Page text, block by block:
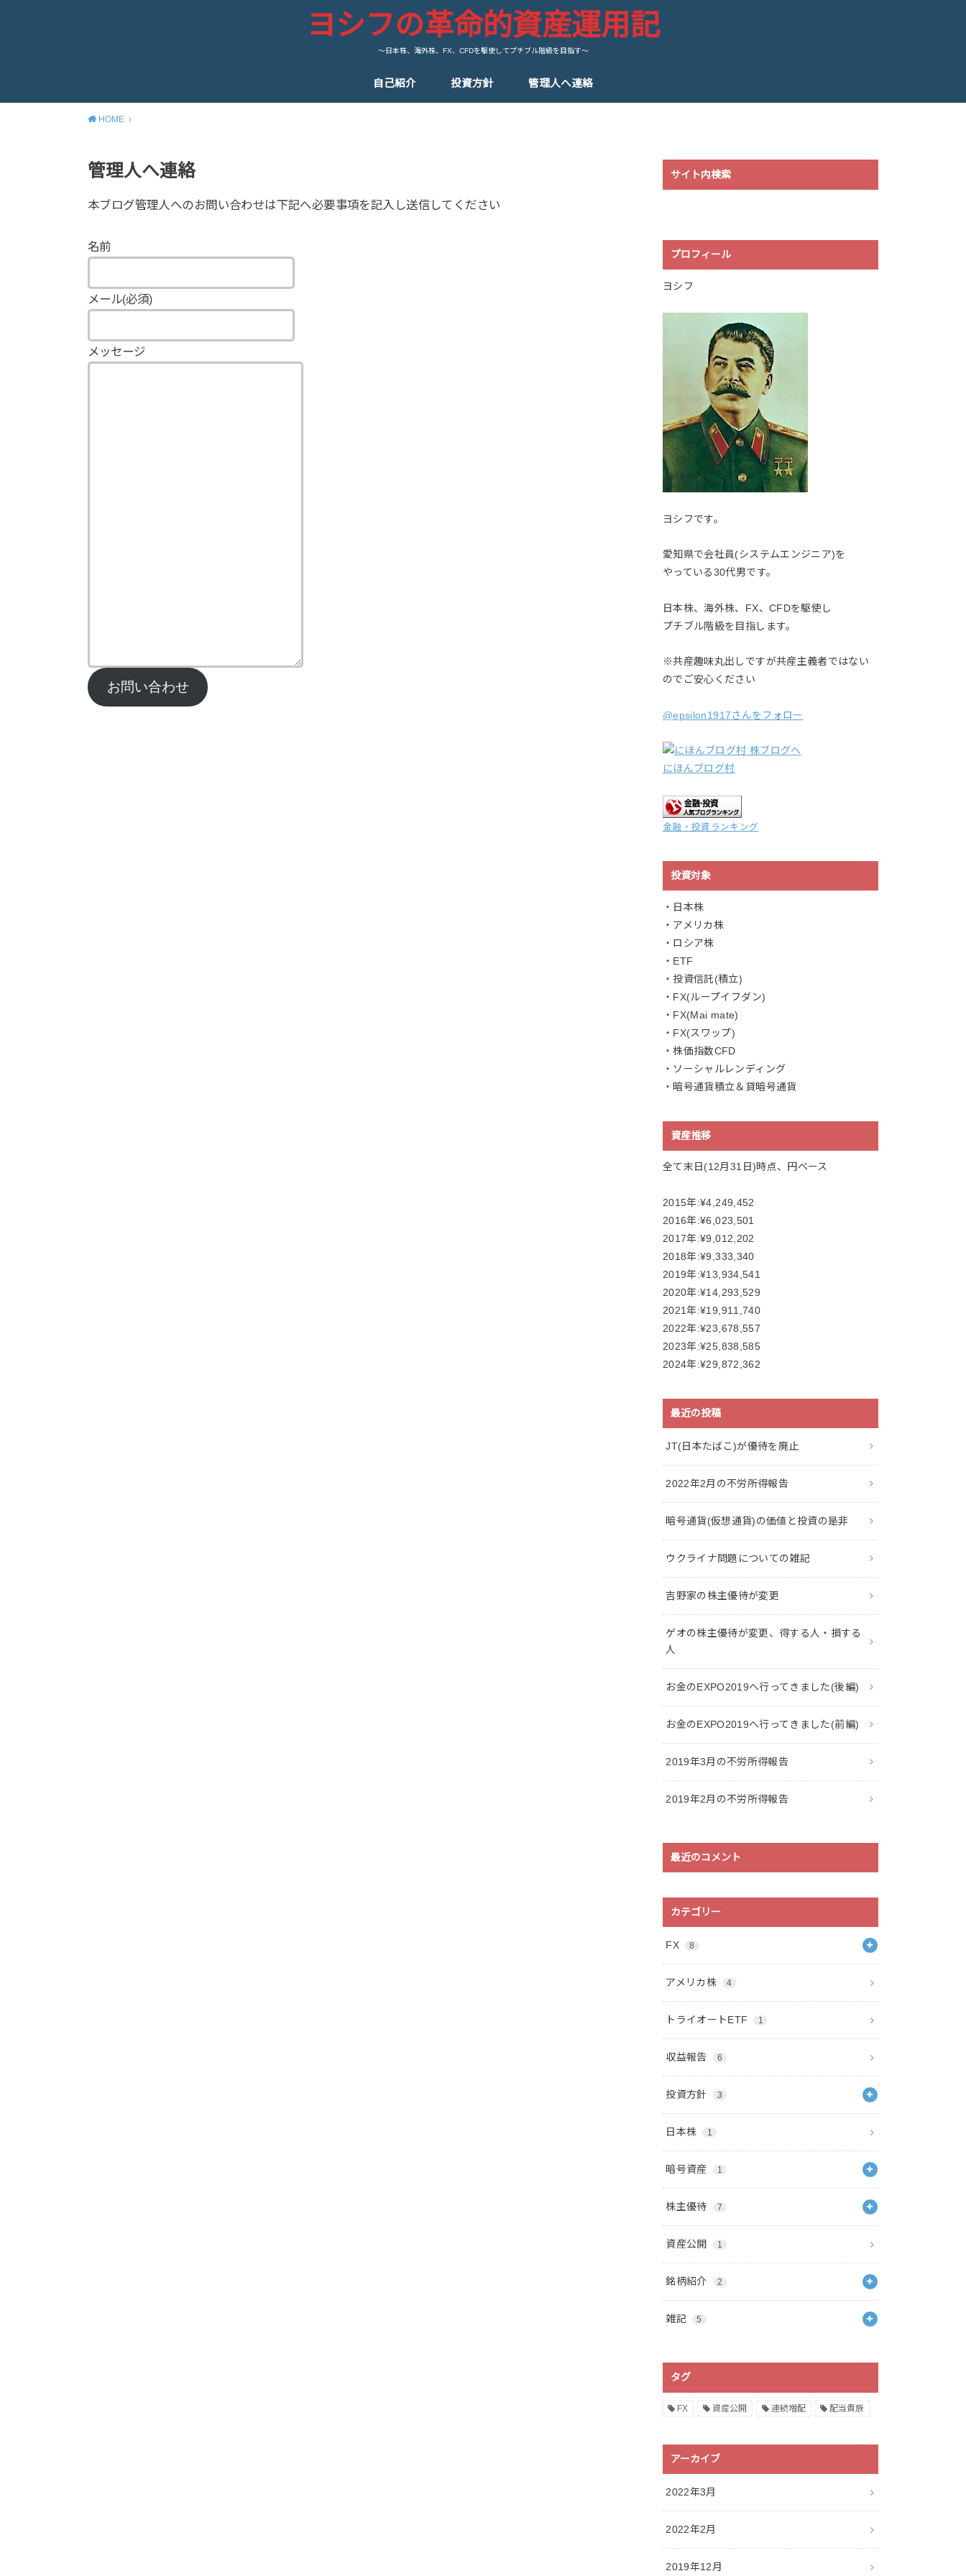
ヨシフの革命的資産運用記
～日本株、海外株、FX、CFDを駆使してプチブル階級を目指す～
自己紹介 投資方針 管理人へ連絡
HOME
管理人へ連絡
本ブログ管理人へのお問い合わせは下記へ必要事項を記入し送信してください
名前
メール(必須)
メッセージ
お問い合わせ
サイト内検索
プロフィール
ヨシフ
ヨシフです。
愛知県で会社員(システムエンジニア)を
やっている30代男です。
日本株、海外株、FX、CFDを駆使し
プチブル階級を目指します。
※共産趣味丸出しですが共産主義者ではない
のでご安心ください
@epsilon1917さんをフォロー
にほんブログ村
金融・投資ランキング
投資対象
・日本株
・アメリカ株
・ロシア株
・ETF
・投資信託(積立)
・FX(ループイフダン)
・FX(Mai mate)
・FX(スワップ)
・株価指数CFD
・ソーシャルレンディング
・暗号通貨積立＆貸暗号通貨
資産推移
全て末日(12月31日)時点、円ベース
2015年:¥4,249,452
2016年:¥6,023,501
2017年:¥9,012,202
2018年:¥9,333,340
2019年:¥13,934,541
2020年:¥14,293,529
2021年:¥19,911,740
2022年:¥23,678,557
2023年:¥25,838,585
2024年:¥29,872,362
最近の投稿
JT(日本たばこ)が優待を廃止
2022年2月の不労所得報告
暗号通貨(仮想通貨)の価値と投資の是非
ウクライナ問題についての雑記
吉野家の株主優待が変更
ゲオの株主優待が変更、得する人・損する
人
お金のEXPO2019へ行ってきました(後編)
お金のEXPO2019へ行ってきました(前編)
2019年3月の不労所得報告
2019年2月の不労所得報告
最近のコメント
カテゴリー
FX 8
アメリカ株 4
トライオートETF 1
収益報告 6
投資方針 3
日本株 1
暗号資産 1
株主優待 7
資産公開 1
銘柄紹介 2
雑記 5
タグ
FX 資産公開 連続増配 配当貴族
アーカイブ
2022年3月
2022年2月
2019年12月